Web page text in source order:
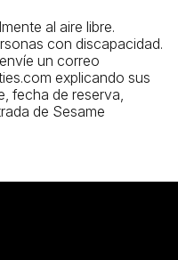
al aire libre.
con discapacidad.
un correo
explicando sus
fecha de reserva,
de Sesame